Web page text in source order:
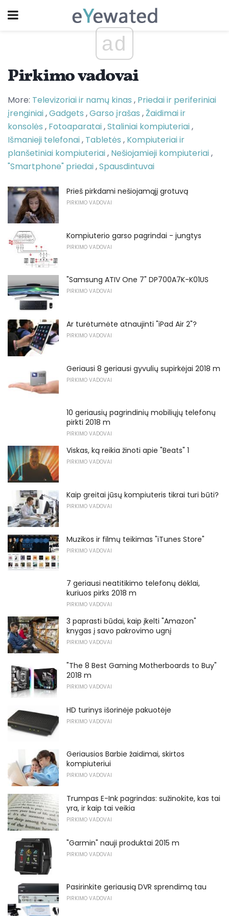
ad
Pirkimo vadovai
More: Televizoriai ir namų kinas , Priedai ir periferiniai
įrenginiai,Gadgets ,Garso įrašas ,Žaidimai ir
konsolės , Fotoaparatai,Staliniai kompiuteriai,
Išmanieji telefonai, Tabletės , Kompiuteriai ir
planšetiniai kompiuteriai, Nešiojamieji kompiuteriai,
"Smartphone" priedai,Spausdintuvai
Prieš pirkdami nešiojamąjį grotuvą
PIRKIMO VADOVAI
Kompiuterio garso pagrindai - jungtys
PIRKIMO VADOVAI
"Samsung ATIV One 7" DP700A7K-K01US
PIRKIMO VADOVAI
Ar turėtumėte atnaujinti "iPad Air 2"?
PIRKIMO VADOVAI
Geriausi 8 geriausi gyvulių supirkėjai 2018 m
PIRKIMO VADOVAI
10 geriausių pagrindinių mobiliųjų telefonų
pirkti 2018 m
PIRKIMO VADOVAI
Viskas, ką reikia žinoti apie "Beats" 1
PIRKIMO VADOVAI
Kaip greitai jūsų kompiuteris tikrai turi būti?
PIRKIMO VADOVAI
Muzikos ir filmų teikimas "iTunes Store"
PIRKIMO VADOVAI
7 geriausi neatitikimo telefonų dėklai,
kuriuos pirks 2018 m
PIRKIMO VADOVAI
3 paprasti būdai, kaip įkelti "Amazon"
knygas į savo pakrovimo ugnį
PIRKIMO VADOVAI
"The 8 Best Gaming Motherboards to Buy"
2018 m
PIRKIMO VADOVAI
HD turinys išorinėje pakuotėje
PIRKIMO VADOVAI
Geriausios Barbie žaidimai, skirtos
kompiuteriui
PIRKIMO VADOVAI
Trumpas E-Ink pagrindas: sužinokite, kas tai
yra, ir kaip tai veikia
PIRKIMO VADOVAI
"Garmin" nauji produktai 2015 m
PIRKIMO VADOVAI
Pasirinkite geriausią DVR sprendimą tau
PIRKIMO VADOVAI